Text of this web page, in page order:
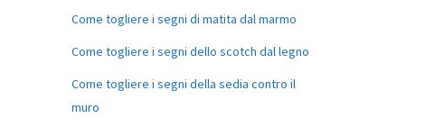
Come togliere i segni di matita dal marmo
Come togliere i segni dello scotch dal legno
Come togliere i segni della sedia contro il
muro